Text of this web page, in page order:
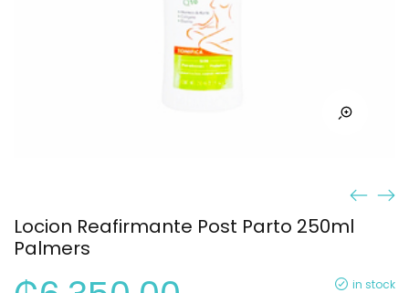
Locion Reafirmante Post Parto 250ml
Palmers
in stock